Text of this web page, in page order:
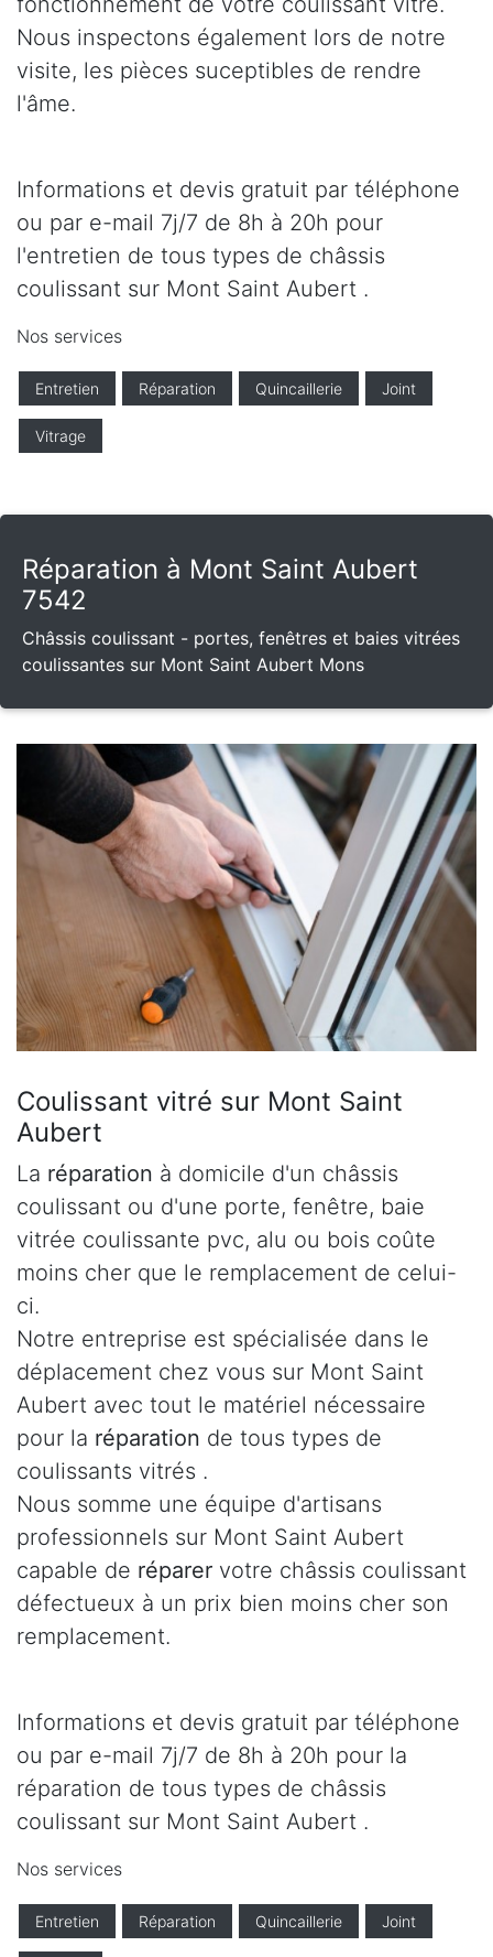
Nous inspectons également lors de notre
visite, les pièces suceptibles de rendre
l'âme.
Informations et devis gratuit par téléphone
ou par e-mail 7j/7 de 8h à 20h pour
l'entretien de tous types de châssis
coulissant sur Mont Saint Aubert .
Nos services
Entretien Réparation Quincaillerie Joint
Vitrage
Réparation à Mont Saint Aubert
7542
Châssis coulissant - portes, fenêtres et baies vitrées
coulissantes sur Mont Saint Aubert Mons
Coulissant vitré sur Mont Saint
Aubert
La réparation à domicile d'un châssis
coulissant ou d'une porte, fenêtre, baie
vitrée coulissante pvc, alu ou bois coûte
moins cher que le remplacement de celui-
ci.
Notre entreprise est spécialisée dans le
déplacement chez vous sur Mont Saint
Aubert avec tout le matériel nécessaire
pour la réparation de tous types de
coulissants vitrés .
Nous somme une équipe d'artisans
professionnels sur Mont Saint Aubert
capable de réparer votre châssis coulissant
défectueux à un prix bien moins cher son
remplacement.
Informations et devis gratuit par téléphone
ou par e-mail 7j/7 de 8h à 20h pour la
réparation de tous types de châssis
coulissant sur Mont Saint Aubert .
Nos services
Entretien Réparation Quincaillerie Joint